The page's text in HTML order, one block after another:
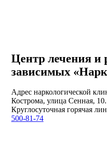
Центр лечения и
зависимых
Адрес наркологической
Кострома, улица Сенная, 10.
Круглосуточная горячая
500-81-74